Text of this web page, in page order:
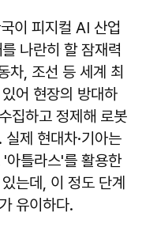
이 피지컬 AI 산업
나란히 할 잠재력
차, 조선 등 세계 최
어 현장의 방대하
집하고 정제해 로봇
제 현대차·기아는
아틀라스'를 활용한
는데, 이 정도 단계
유이하다.